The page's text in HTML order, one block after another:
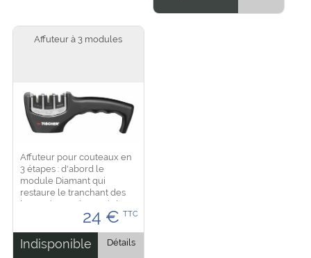
Affuteur à 3 modules
Affuteur pour couteaux en
3 étapes : d'abord le
module Diamant qui
restaure le tranchant des
lames émousées, puis le
module Tungstene
donnant un tranchant
parfait à la lame pour finir
le module...
24 € TTC
Indisponible Détails